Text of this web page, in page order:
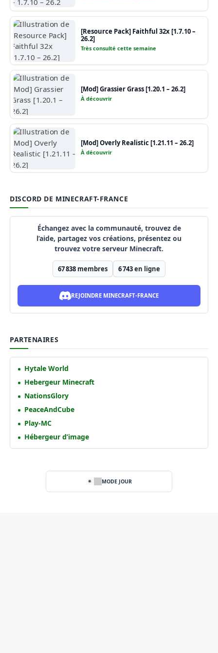
[Resource Pack] Faithful 32x [1.7.10 –
26.2]
Très consulté cette semaine
[Mod] Grassier Grass [1.20.1 – 26.2]
À découvrir
[Mod] Overly Realistic [1.21.11 – 26.2]
À découvrir
DISCORD DE MINECRAFT-FRANCE
Échangez avec la communauté, trouvez de
l’aide, partagez vos créations, présentez ou
trouvez votre serveur Minecraft.
67 838 membres 6 743en ligne
REJOINDRE MINECRAFT-FRANCE
PARTENAIRES
Hytale World
Hebergeur Minecraft
NationsGlory
PeaceAndCube
Play-MC
Hébergeur d’image
MODE JOUR